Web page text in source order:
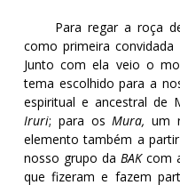
Para regar a roça de
como primeira
Junto com ela veio o
tema escolhido para a
espiritual e ancestral de
Iruri; para osMura,um
elemento também a
nosso grupo daBAKcom
que fizeram e fazem